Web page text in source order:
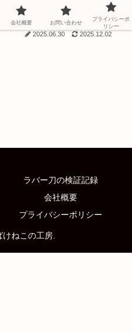
2025.06.30 2025.12.02
ラバー刀の検証記録
会社概要
プライバシーポリシー
ねこの工房.
会社概要 お問い合わせ
プライバシーポ
リシー